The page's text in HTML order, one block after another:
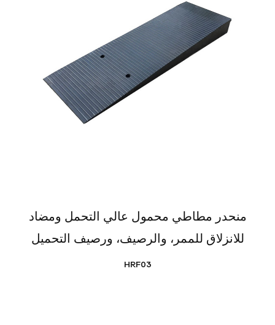
منحدر مطاطي محمول عالي التحمل ومضاد
للانزلاق للممر، والرصيف، ورصيف التحميل
HRF03